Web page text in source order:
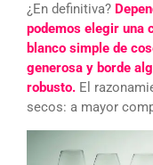
¿En definitiva?
podemos elegir una
blanco simple de
generosa y borde
robusto. El
secos: a mayor